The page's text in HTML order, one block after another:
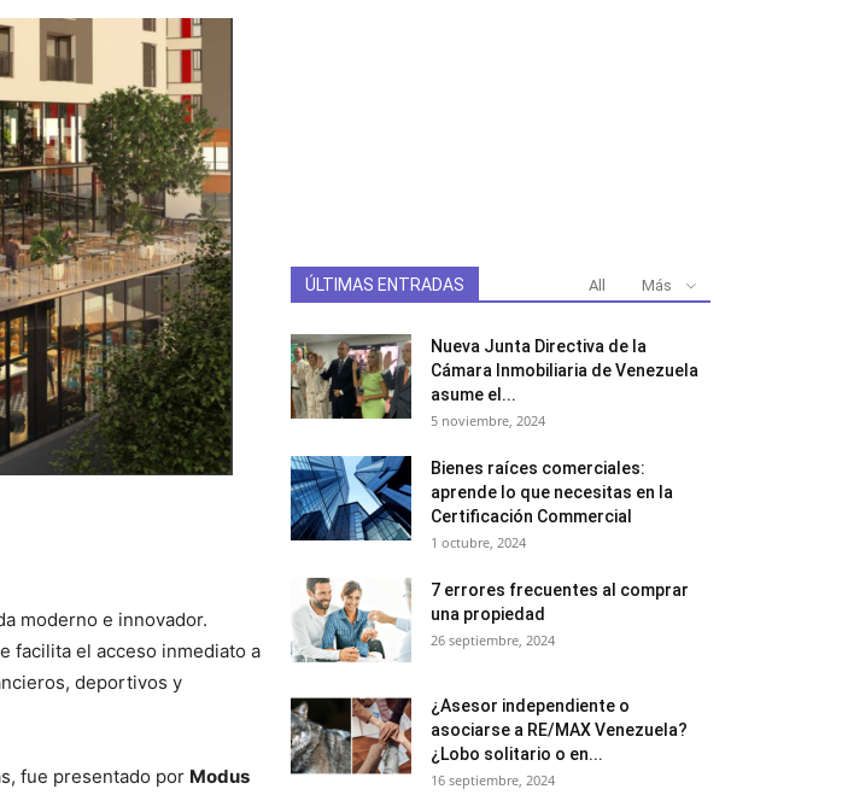
moderno e innovador.
facilita el acceso inmediato a
deportivos y
fue presentado por Modus
ÚLTIMAS ENTRADAS All Más
Nueva Junta Directiva de la
Cámara Inmobiliaria de Venezuela
asume el...
5 noviembre, 2024
Bienes raíces comerciales:
aprende lo que necesitas en la
Certificación Commercial
1 octubre, 2024
7 errores frecuentes al comprar
una propiedad
26 septiembre, 2024
¿Asesor independiente o
asociarse a RE/MAX Venezuela?
¿Lobo solitario o en...
16 septiembre, 2024